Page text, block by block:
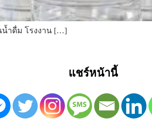
น้ำดื่ม โรงงาน […]
แชร์หน้านี้